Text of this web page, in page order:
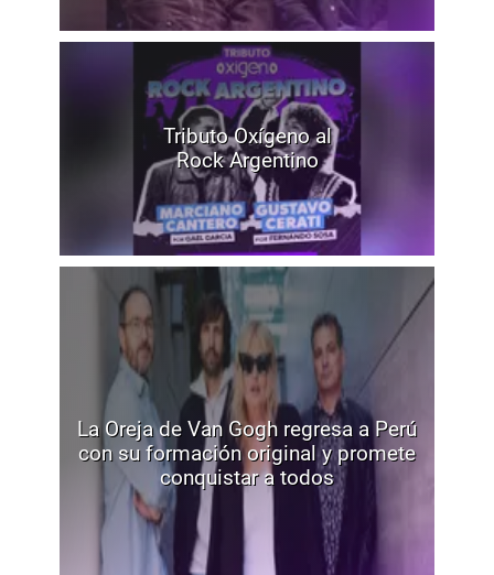
Tributo Oxígeno al
Rock Argentino
La Oreja de Van Gogh regresa a Perú
con su formación original y promete
conquistar a todos